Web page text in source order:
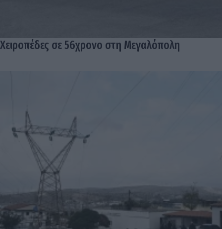
Χειροπέδες σε 56χρονο στη Μεγαλόπολη